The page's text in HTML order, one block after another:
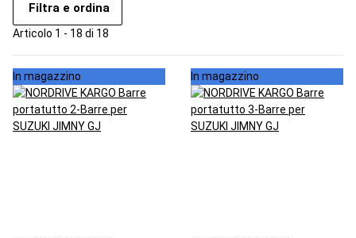
Filtra e ordina
Articolo 1 - 18 di 18
In magazzino In magazzino